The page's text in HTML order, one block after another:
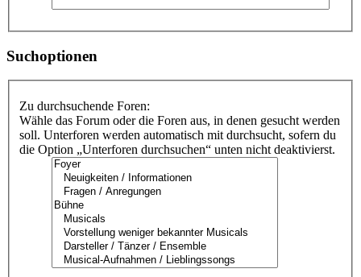
Suchoptionen
Zu durchsuchende Foren:
Wähle das Forum oder die Foren aus, in denen gesucht werden
soll. Unterforen werden automatisch mit durchsucht, sofern du
die Option „Unterforen durchsuchen“ unten nicht deaktivierst.